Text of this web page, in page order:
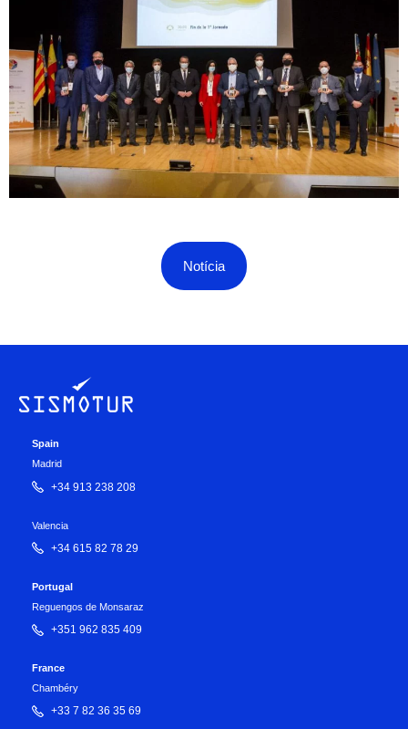
Notícia
Spain
Madrid
+34 913 238 208
Valencia
+34 615 82 78 29
Portugal
Reguengos de Monsaraz
+351 962 835 409
France
Chambéry
+33 7 82 36 35 69